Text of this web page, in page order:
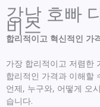
강남 호빠
비스
합리적이고 혁신적인 가
가장 합리적이고 저렴한
합리적인 가격과 이해할
언제, 누구와, 어떻게 오
습니다.